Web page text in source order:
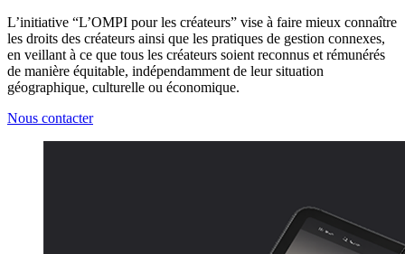
L’initiative “L’OMPI pour les créateurs” vise à faire mieux connaître
les droits des créateurs ainsi que les pratiques de gestion connexes,
en veillant à ce que tous les créateurs soient reconnus et rémunérés
de manière équitable, indépendamment de leur situation
géographique, culturelle ou économique.
Nous contacter